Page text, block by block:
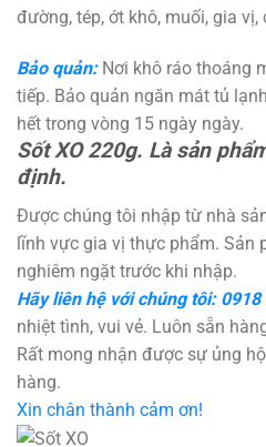
đường, tép, ớt khô, muối, gia
Bảo quản:Nơi khô ráo thoáng
tiếp. Bảo quản ngăn mát tủ
hết trong vòng 15 ngày ngày.
Sốt XO 220g. Là sản
định.
Được chúng tôi nhập từ nhà
lĩnh vực gia vị thực phẩm. Sản
nghiêm ngặt trước khi nhập.
Hãy liên hệ với chúng tôi: 0918
nhiệt tình, vui vẻ. Luôn sẵn
Rất mong nhận được sự ủng
hàng.
Xin chân thành cảm ơn!